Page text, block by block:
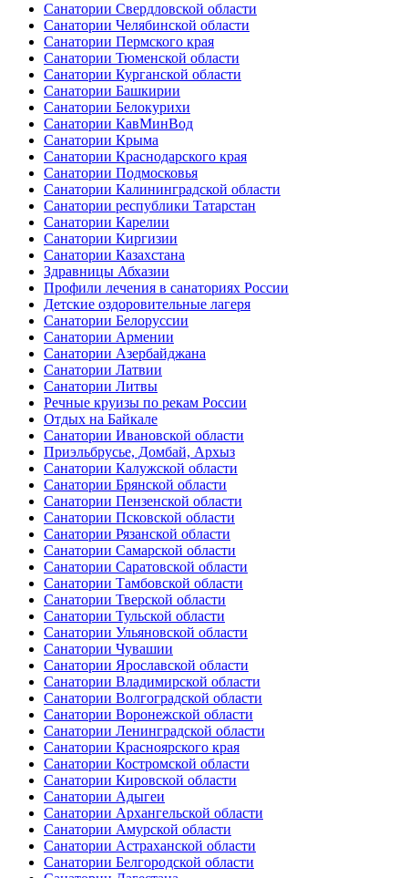
Санатории Свердловской области
Санатории Челябинской области
Санатории Пермского края
Санатории Тюменской области
Санатории Курганской области
Санатории Башкирии
Санатории Белокурихи
Санатории КавМинВод
Санатории Крыма
Санатории Краснодарского края
Санатории Подмосковья
Санатории Калининградской области
Санатории республики Татарстан
Санатории Карелии
Санатории Киргизии
Санатории Казахстана
Здравницы Абхазии
Профили лечения в санаториях России
Детские оздоровительные лагеря
Санатории Белоруссии
Санатории Армении
Санатории Азербайджана
Санатории Латвии
Санатории Литвы
Речные круизы по рекам России
Отдых на Байкале
Санатории Ивановской области
Приэльбрусье, Домбай, Архыз
Санатории Калужской области
Санатории Брянской области
Санатории Пензенской области
Санатории Псковской области
Санатории Рязанской области
Санатории Самарской области
Санатории Саратовской области
Санатории Тамбовской области
Санатории Тверской области
Санатории Тульской области
Санатории Ульяновской области
Санатории Чувашии
Санатории Ярославской области
Санатории Владимирской области
Санатории Волгоградской области
Санатории Воронежской области
Санатории Ленинградской области
Санатории Красноярского края
Санатории Костромской области
Санатории Кировской области
Санатории Адыгеи
Санатории Архангельской области
Санатории Амурской области
Санатории Астраханской области
Санатории Белгородской области